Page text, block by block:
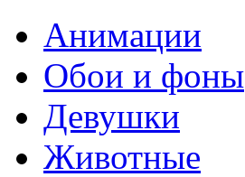
Анимации
Обои и фоны
Девушки
Животные